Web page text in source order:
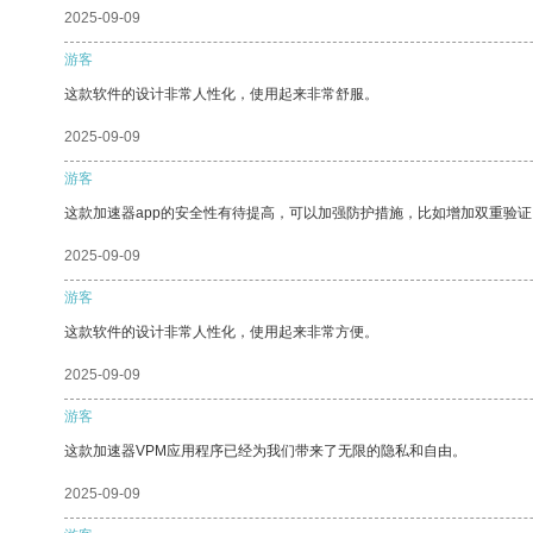
2025-09-09
游客
这款软件的设计非常人性化，使用起来非常舒服。
2025-09-09
游客
这款加速器app的安全性有待提高，可以加强防护措施，比如增加双重验
2025-09-09
游客
这款软件的设计非常人性化，使用起来非常方便。
2025-09-09
游客
这款加速器VPM应用程序已经为我们带来了无限的隐私和自由。
2025-09-09